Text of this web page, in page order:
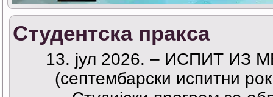
Студентска пракса
13. јул 2026. – ИСПИТ ИЗ
(септембарски испитни